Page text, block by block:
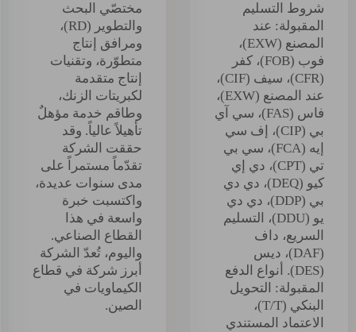
شروط التسليم
المقبولة: عند
المصنع (EXW)،
فوب (FOB)، كفر
(CFR)، سيف (CIF)،
عند المصنع (EXW)،
فاس (FAS)، سي آي
بي (CIP)، إف سي
إيه (FCA)، سي بي
تي (CPT)، دي إي
كيو (DEQ)، دي دي
بي (DDP)، دي دي
يو (DDU)، التسليم
السريع، داف
(DAF)، ديس
(DES). أنواع الدفع
المقبولة: التحويل
البنكي (T/T)،
الاعتماد المستندي
مختصّي البحث
والتطوير (RD)،
ومرافق إنتاج
متطوّرة، وتقنيات
إنتاج متقدمة
لكبريتات الزنك،
وطاقم خدمة مؤهلٌ
تأهيلاً عالياً. وقد
حققت الشركة
تقدّماً مستمراً على
مدى سنوات عديدة،
واكتسبت خبرة
واسعة في هذا
القطاع الصناعي.
واليوم، تُعدّ الشركة
أبرز شركة في قطاع
الكيماويات في
الصين.